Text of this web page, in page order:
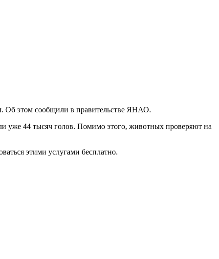
Об этом сообщили в правительстве ЯНАО.
уже 44 тысяч голов. Помимо этого, животных проверяют на
этими услугами бесплатно.